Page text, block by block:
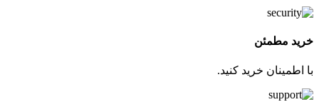
خرید مطمئن
با اطمینان خرید کنید.